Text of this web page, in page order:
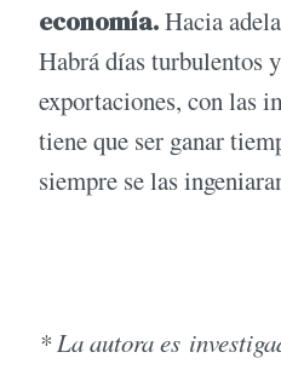
economía.Hacia
Habrá días turbulentos
exportaciones, con las
tiene que ser ganar
siempre se las
* La autora es